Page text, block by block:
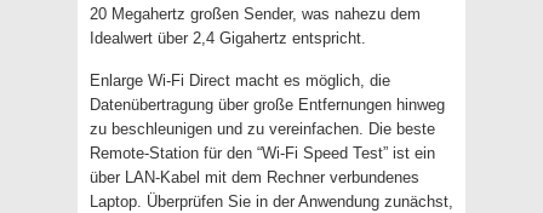
20 Megahertz großen Sender, was nahezu dem
Idealwert über 2,4 Gigahertz entspricht.
Enlarge Wi-Fi Direct macht es möglich, die
Datenübertragung über große Entfernungen hinweg
zu beschleunigen und zu vereinfachen. Die beste
Remote-Station für den “Wi-Fi Speed Test” ist ein
über LAN-Kabel mit dem Rechner verbundenes
Laptop. Überprüfen Sie in der Anwendung zunächst,